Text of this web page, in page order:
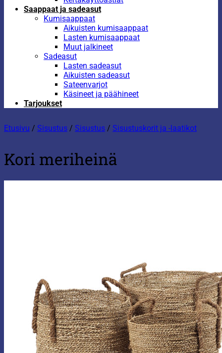
Saappaat ja sadeasut
Kumisaappaat
Aikuisten kumisaappaat
Lasten kumisaappaat
Muut jalkineet
Sadeasut
Lasten sadeasut
Aikuisten sadeasut
Sateenvarjot
Käsineet ja päähineet
Tarjoukset
Etusivu / Sisustus / Sisustus / Sisustuskorit ja -laatikot
Kori meriheinä